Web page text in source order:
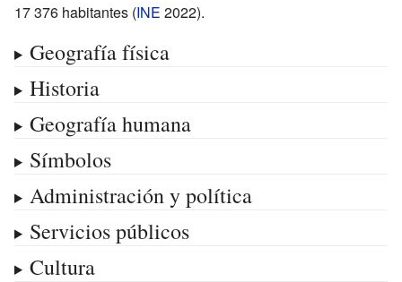
17 376 habitantes (INE 2022).
Geografía física
Historia
Geografía humana
Símbolos
Administración y política
Servicios públicos
Cultura